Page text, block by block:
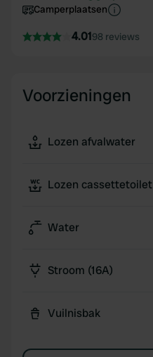
Camperplaatsen
4.0198 reviews
Voorzieningen
Lozen afvalwater
Lozen cassettetoilet
Water
Stroom (16A)
Vuilnisbak